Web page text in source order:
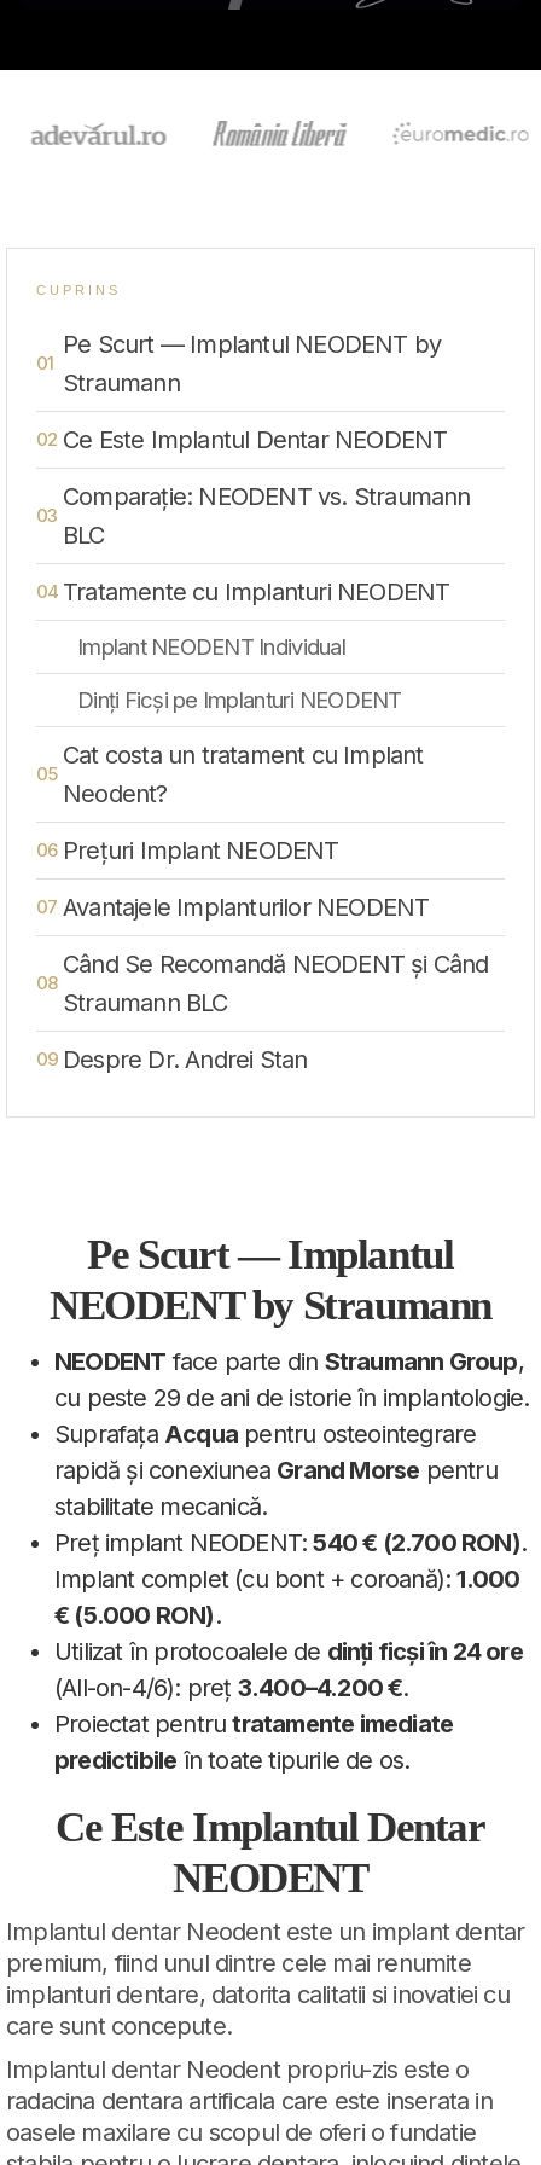
CUPRINS
Pe Scurt — Implantul NEODENT by
Straumann
Ce Este Implantul Dentar NEODENT
Comparație: NEODENT vs. Straumann
BLC
Tratamente cu Implanturi NEODENT
Implant NEODENT Individual
Dinți Ficși pe Implanturi NEODENT
Cat costa un tratament cu Implant
Neodent?
Prețuri Implant NEODENT
Avantajele Implanturilor NEODENT
Când Se Recomandă NEODENT și Când
Straumann BLC
Despre Dr. Andrei Stan
Pe Scurt — Implantul
NEODENT by Straumann
NEODENT face parte din Straumann Group,
cu peste 29 de ani de istorie în implantologie.
Suprafața Acqua pentru osteointegrare
rapidă și conexiunea Grand Morse pentru
stabilitate mecanică.
Preț implant NEODENT:540 € (2.700 RON).
Implant complet (cu bont + coroană):1.000
€ (5.000 RON).
Utilizat în protocoalele de dinți ficși în 24 ore
(All-on-4/6): preț 3.400–4.200 €.
Proiectat pentrutratamente imediate
predictibile în toate tipurile de os.
Ce Este Implantul Dentar
NEODENT
Implantul dentar Neodent este un implant dentar
premium, fiind unul dintre cele mai renumite
implanturi dentare, datorita calitatii si inovatiei cu
care sunt concepute.
Implantul dentar Neodent propriu-zis este o
radacina dentara artificala care este inserata in
oasele maxilare cu scopul de oferi o fundatie